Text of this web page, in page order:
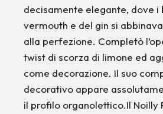
decisamente elegante, dove i
vermouth e del gin si
alla perfezione. Completò
twist di scorza di limone ed
come decorazione. Il suo
decorativo appare
il profilo organolettico.Il Noilly